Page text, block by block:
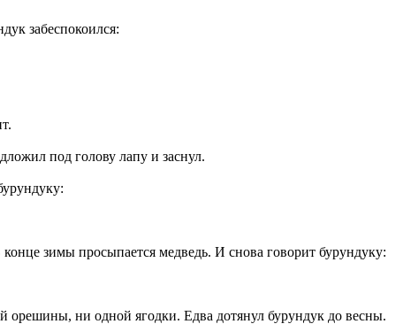
забеспокоился:
под голову лапу и заснул.
зимы просыпается медведь. И снова говорит бурундуку:
орешины, ни одной ягодки. Едва дотянул бурундук до весны.